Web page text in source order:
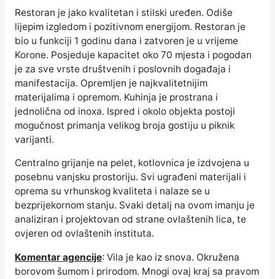
Restoran je jako kvalitetan i stilski uređen. Odiše
lijepim izgledom i pozitivnom energijom. Restoran je
bio u funkciji 1 godinu dana i zatvoren je u vrijeme
Korone. Posjeduje kapacitet oko 70 mjesta i pogodan
je za sve vrste društvenih i poslovnih događaja i
manifestacija. Opremljen je najkvalitetnijim
materijalima i opremom. Kuhinja je prostrana i
jednolična od inoxa. Ispred i okolo objekta postoji
mogučnost primanja velikog broja gostiju u piknik
varijanti.
Centralno grijanje na pelet, kotlovnica je izdvojena u
posebnu vanjsku prostoriju. Svi ugrađeni materijali i
oprema su vrhunskog kvaliteta i nalaze se u
bezprijekornom stanju. Svaki detalj na ovom imanju je
analiziran i projektovan od strane ovlaštenih lica, te
ovjeren od ovlaštenih instituta.
Komentar agencije: Vila je kao iz snova. Okružena
borovom šumom i prirodom. Mnogi ovaj kraj sa pravom